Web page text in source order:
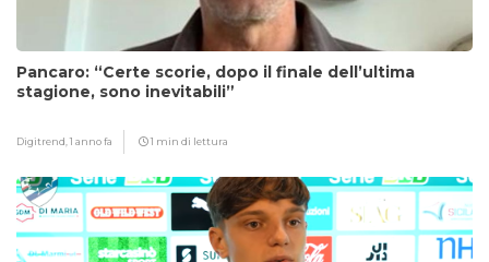
Pancaro: “Certe scorie, dopo il finale dell’ultima
stagione, sono inevitabili”
Digitrend,1 anno fa 1 min di lettura